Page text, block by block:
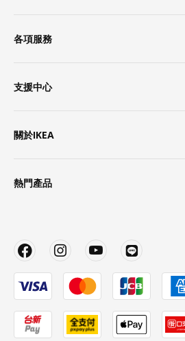
各項服務
支援中心
關於IKEA
熱門產品